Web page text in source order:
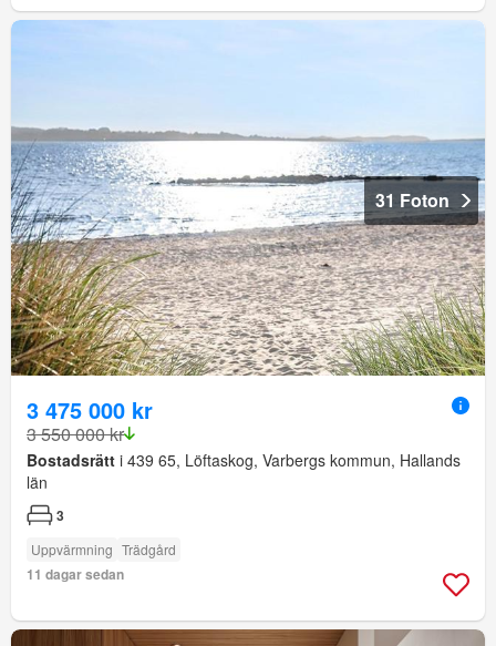
31 Foton
3 475 000 kr
3 550 000 kr
Bostadsrätt i 439 65, Löftaskog, Varbergs kommun, Hallands
län
3
Uppvärmning Trädgård
11 dagar sedan